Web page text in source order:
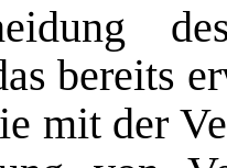
bereits
mit der